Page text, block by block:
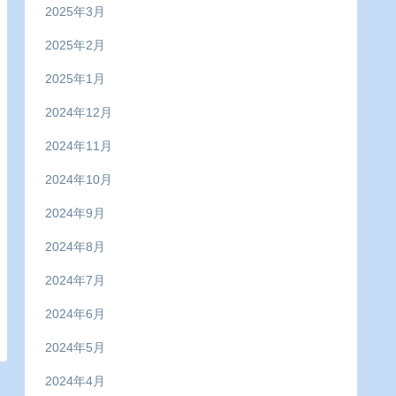
2025年3月
2025年2月
2025年1月
2024年12月
2024年11月
2024年10月
2024年9月
2024年8月
2024年7月
2024年6月
2024年5月
2024年4月